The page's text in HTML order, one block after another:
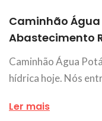
Caminhão Água
Abastecimento
Caminhão Água
hídrica hoje. Nós
Ler mais